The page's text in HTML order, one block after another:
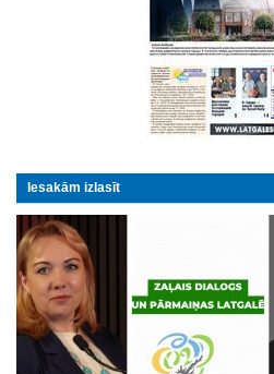
Iesakām izlasīt